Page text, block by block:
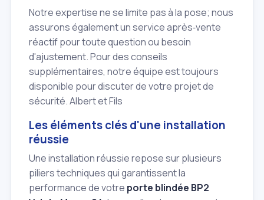
Notre expertise ne se limite pas à la pose; nous
assurons également un service après‑vente
réactif pour toute question ou besoin
d'ajustement. Pour des conseils
supplémentaires, notre équipe est toujours
disponible pour discuter de votre projet de
sécurité. Albert et Fils
Les éléments clés d'une installation
réussie
Une installation réussie repose sur plusieurs
piliers techniques qui garantissent la
performance de votre porte blindée BP2